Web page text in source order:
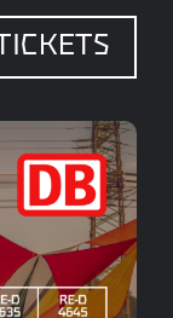
TICKETS